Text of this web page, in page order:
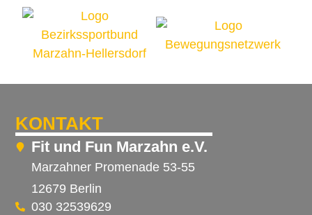
KONTAKT
Fit und Fun Marzahn e.V.
Marzahner Promenade 53-55
12679 Berlin
030 32539629